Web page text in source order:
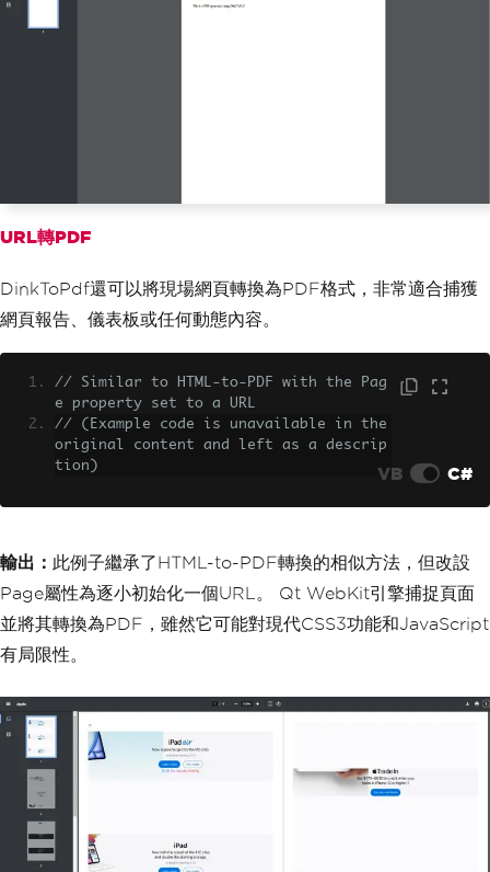
Objects
=
        converter
.Convert
URL轉PDF
DinkToPdf還可以將現場網頁轉換為PDF格式，非常適合捕獲
網頁報告、儀表板或任何動態內容。
// Similar to HTML-to-PDF with the Pag
e property set to a URL
// (Example code is unavailable in the
original content and left as a descrip
tion)
VB C#
輸出： 此例子繼承了HTML-to-PDF轉換的相似方法，但改設
Page屬性為逐小初始化一個URL。 Qt WebKit引擎捕捉頁面
並將其轉換為PDF，雖然它可能對現代CSS3功能和JavaScript
有局限性。